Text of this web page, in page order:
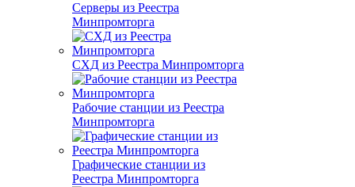
Серверы из Реестра
Минпромторга
СХД из Реестра Минпромторга
Рабочие станции из Реестра
Минпромторга
Графические станции из
Реестра Минпромторга